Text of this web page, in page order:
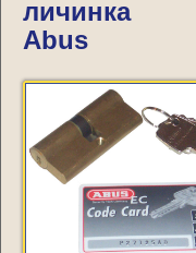
личинка
Abus